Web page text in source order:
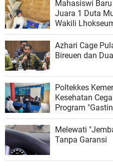
Mahasiswi
Juara 1 Duta
Wakili
Azhari Cage
Bireuen dan
Poltekkes
Kesehatan
Program
Melewati
Tanpa Garansi